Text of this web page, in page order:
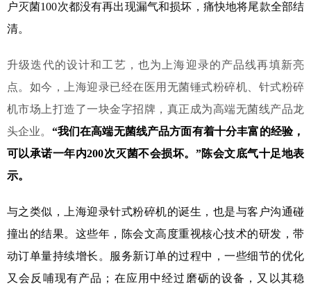
户灭菌100次都没有再出现漏气和损坏，痛快地将尾款全部结
清。
升级迭代的设计和工艺，也为上海迎录的产品线再填新亮
点。如今，上海迎录已经在医用无菌锤式粉碎机、针式粉碎
机市场上打造了一块金字招牌，真正成为高端无菌线产品龙
头企业。 “我们在高端无菌线产品方面有着十分丰富的经验，
可以承诺一年内200次灭菌不会损坏。”陈会文底气十足地表
示。
与之类似，上海迎录针式粉碎机的诞生，也是与客户沟通碰
撞出的结果。这些年，陈会文高度重视核心技术的研发，带
动订单量持续增长。服务新订单的过程中，一些细节的优化
又会反哺现有产品；在应用中经过磨砺的设备，又以其稳